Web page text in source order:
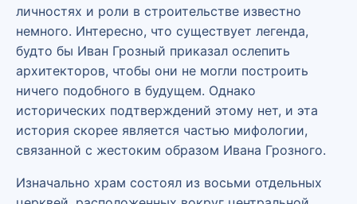
личностях и роли в строительстве известно
немного. Интересно, что существует легенда,
будто бы Иван Грозный приказал ослепить
архитекторов, чтобы они не могли построить
ничего подобного в будущем. Однако
исторических подтверждений этому нет, и эта
история скорее является частью мифологии,
связанной с жестоким образом Ивана Грозного.
Изначально храм состоял из восьми отдельных